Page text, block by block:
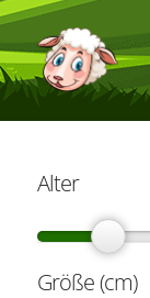
Alter
Größe (cm)